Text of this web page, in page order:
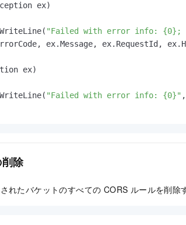
ex)
"Failed with error info: {0};
ex.Message, ex.RequestId,
ex)
"Failed with error info: {0}"
除
れたバケットのすべての CORS ルールを削除